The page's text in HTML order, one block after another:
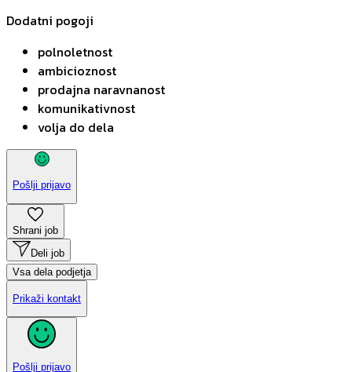
Dodatni pogoji
polnoletnost
ambicioznost
prodajna naravnanost
komunikativnost
volja do dela
Pošlji prijavo
Shrani job
Deli job
Vsa dela podjetja
Prikaži kontakt
Pošlji prijavo